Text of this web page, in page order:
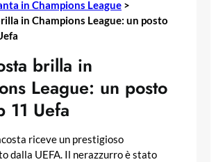
in Champions League >
in Champions League: un posto
brilla in
League: un posto
11 Uefa
riceve un prestigioso
dalla UEFA. Il nerazzurro è stato